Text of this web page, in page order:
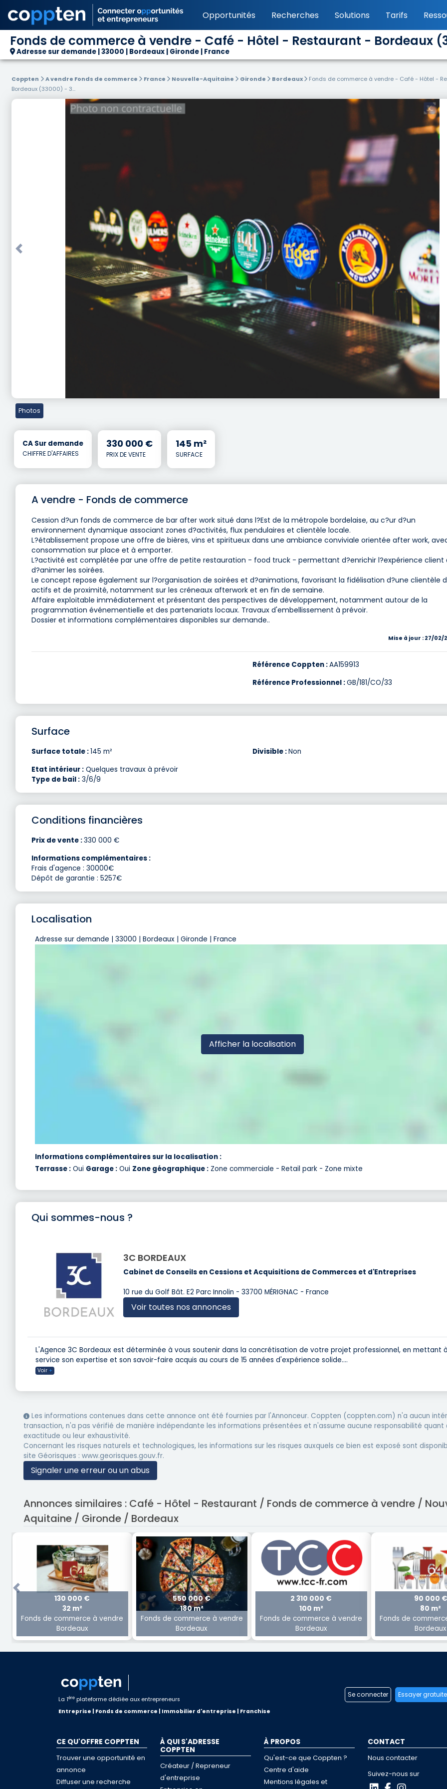
Opportunités Recherches Solutions Tarifs
Fonds de commerce à vendre - Café - Hôtel - Restaurant - Bordeaux
Adresse sur demande | 33000 | Bordeaux | Gironde | France
Coppten A vendre Fonds de commerce France Nouvelle-Aquitaine Gironde Bordeaux
Fonds de commerce à vendre - Café - Hôtel -
Bordeaux (33000) - 3...
Previous
Photos
CA Sur demande
CHIFFRE D'AFFAIRES
330 000 €
PRIX DE VENTE
145 m²
SURFACE
A vendre - Fonds de commerce
Cession d?un fonds de commerce de bar after work situé dans l?Est de la métropole bordelaise, au c?ur d?un
environnement dynamique associant zones d?activités, flux pendulaires et clientèle locale.
L?établissement propose une offre de bières, vins et spiritueux dans une ambiance conviviale orientée after work,
consommation sur place et à emporter.
L?activité est complétée par une offre de petite restauration - food truck - permettant d?enrichir l?expérience client
d?animer les soirées.
Le concept repose également sur l?organisation de soirées et d?animations, favorisant la fidélisation d?une clientèle
actifs et de proximité, notamment sur les créneaux afterwork et en fin de semaine.
Affaire exploitable immédiatement et présentant des perspectives de développement, notamment autour de la
programmation événementielle et des partenariats locaux. Travaux d'embellissement à prévoir.
Dossier et informations complémentaires disponibles sur demande..
Mise à jour : 27/02/
Référence Coppten :AA159913
Référence Professionnel :GB/181/CO/33
Surface
Surface totale :145 m²
Etat intérieur : Quelques travaux à prévoir
Type de bail : 3/6/9
Divisible :Non
Conditions financières
Prix de vente :330 000 €
Informations complémentaires :
Frais d'agence : 30000€
Dépôt de garantie : 5257€
Localisation
Adresse sur demande | 33000 | Bordeaux | Gironde | France
Afficher la localisation
Informations complémentaires sur la localisation :
Terrasse : Oui Garage : Oui Zone géographique : Zone commerciale - Retail park - Zone mixte
Qui sommes-nous ?
3C BORDEAUX
Cabinet de Conseils en Cessions et Acquisitions de Commerces et d'Entreprises
10 rue du Golf Bât. E2 Parc Innolin - 33700 MÉRIGNAC - France
Voir toutes nos annonces
L'Agence 3C Bordeaux est déterminée à vous soutenir dans la concrétisation de votre projet professionnel, en mettant
service son expertise et son savoir-faire acquis au cours de 15 années d'expérience solide....
Voir +
Les informations contenues dans cette annonce ont été fournies par l'Annonceur. Coppten (coppten.com) n'a aucun
transaction, n'a pas vérifié de manière indépendante les informations présentées et n'assume aucune responsabilité quant
exactitude ou leur exhaustivité.
Concernant les risques naturels et technologiques, les informations sur les risques auxquels ce bien est exposé sont
site Géorisques : www.georisques.gouv.fr.
Signaler une erreur ou un abus
Annonces similaires : Café - Hôtel - Restaurant / Fonds de commerce à vendre /
Aquitaine / Gironde / Bordeaux
130 000 €
32 m²
Fonds de commerce à vendre
Bordeaux
550 000 €
180 m²
Fonds de commerce à vendre
Bordeaux
2 310 000 €
100 m²
Fonds de commerce à vendre
Bordeaux
90 000 €
80 m²
Fonds de
Bordeaux
Previous
La 1ère plateforme dédiée aux entrepreneurs
Entreprise | Fonds de commerce | Immobilier d'entreprise | Franchise
Se connecter Essayer
CE QU'OFFRE COPPTEN
Trouver une opportunité en
annonce
Diffuser une recherche
À QUI S'ADRESSE
COPPTEN
Créateur / Repreneur
d'entreprise
À PROPOS
Qu'est-ce que Coppten ?
Centre d'aide
Mentions légales et
CONTACT
Nous contacter
Suivez-nous sur